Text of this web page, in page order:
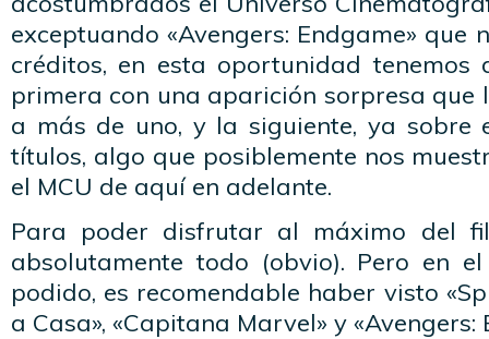
exceptuando «Avengers: Endgame» que
créditos, en esta oportunidad tenemos
primera con una aparición sorpresa que
a más de uno, y la siguiente, ya sobre
títulos, algo que posiblemente nos
el MCU de aquí en adelante.
Para poder disfrutar al máximo del
absolutamente todo (obvio). Pero en
podido, es recomendable haber visto
a Casa», «Capitana Marvel» y «Avengers: